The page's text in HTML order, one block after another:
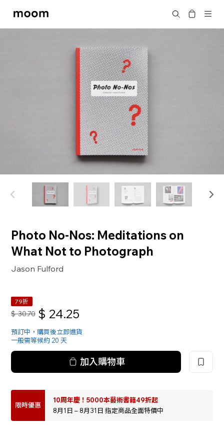
moom
搜尋
Photo No-Nos: Meditations on
What Not to Photograph
Jason Fulford
79折
$ 30.70 $ 24.25
預訂中，購買後立即進貨
一般需等候約 20 天
加入購物車
限時優惠
10周年慶！5000本藝術書籍49折起
8月1日 – 8月31日 指定商品全面特價中